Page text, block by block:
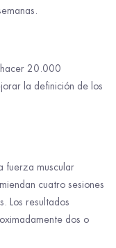
20.000
la definición de los
fuerza muscular
cuatro sesiones
Los resultados
dos o